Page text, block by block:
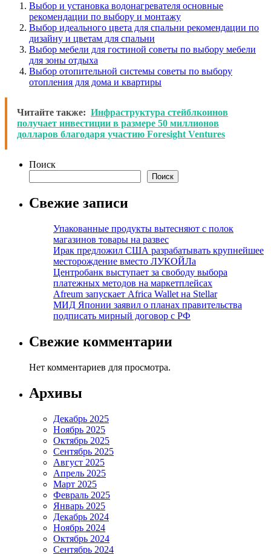
Выбор и установка водонагревателя основные
рекомендации по выбору и монтажу
Выбор идеального цвета для спальни рекомендации по
дизайну и цветам для спальни
Выбор мебели для гостиной советы по выбору мебели
для зоны отдыха
Выбор отопительной системы советы по выбору
отопления для дома и квартиры
Читайте также: Инфраструктура стейблкоинов
получает инвестиции в размере 50 миллионов
долларов благодаря участию Foresight Ventures
Поиск
Поиск
Свежие записи
Упакованные продукты вытесняют с полок
магазинов товары на развес
Ирак предложил США разрабатывать крупнейшее
месторождение вместо ЛУКОЙЛа
Центробанк выступает за свободу выбора
платежных методов на маркетплейсах
Afreum запускает Africa Wallet на Stellar
МИД Японии заявил о планах правительства
подписать мирный договор с РФ
Свежие комментарии
Нет комментариев для просмотра.
Архивы
Декабрь 2025
Ноябрь 2025
Октябрь 2025
Сентябрь 2025
Август 2025
Апрель 2025
Март 2025
Февраль 2025
Январь 2025
Декабрь 2024
Ноябрь 2024
Октябрь 2024
Сентябрь 2024